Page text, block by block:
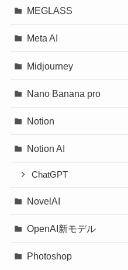
MEGLASS
Meta AI
Midjourney
Nano Banana pro
Notion
Notion AI
ChatGPT
NovelAI
OpenAI新モデル
Photoshop